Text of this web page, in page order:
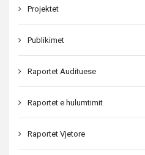
Projektet
Publikimet
Raportet Audituese
Raportet e hulumtimit
Raportet Vjetore